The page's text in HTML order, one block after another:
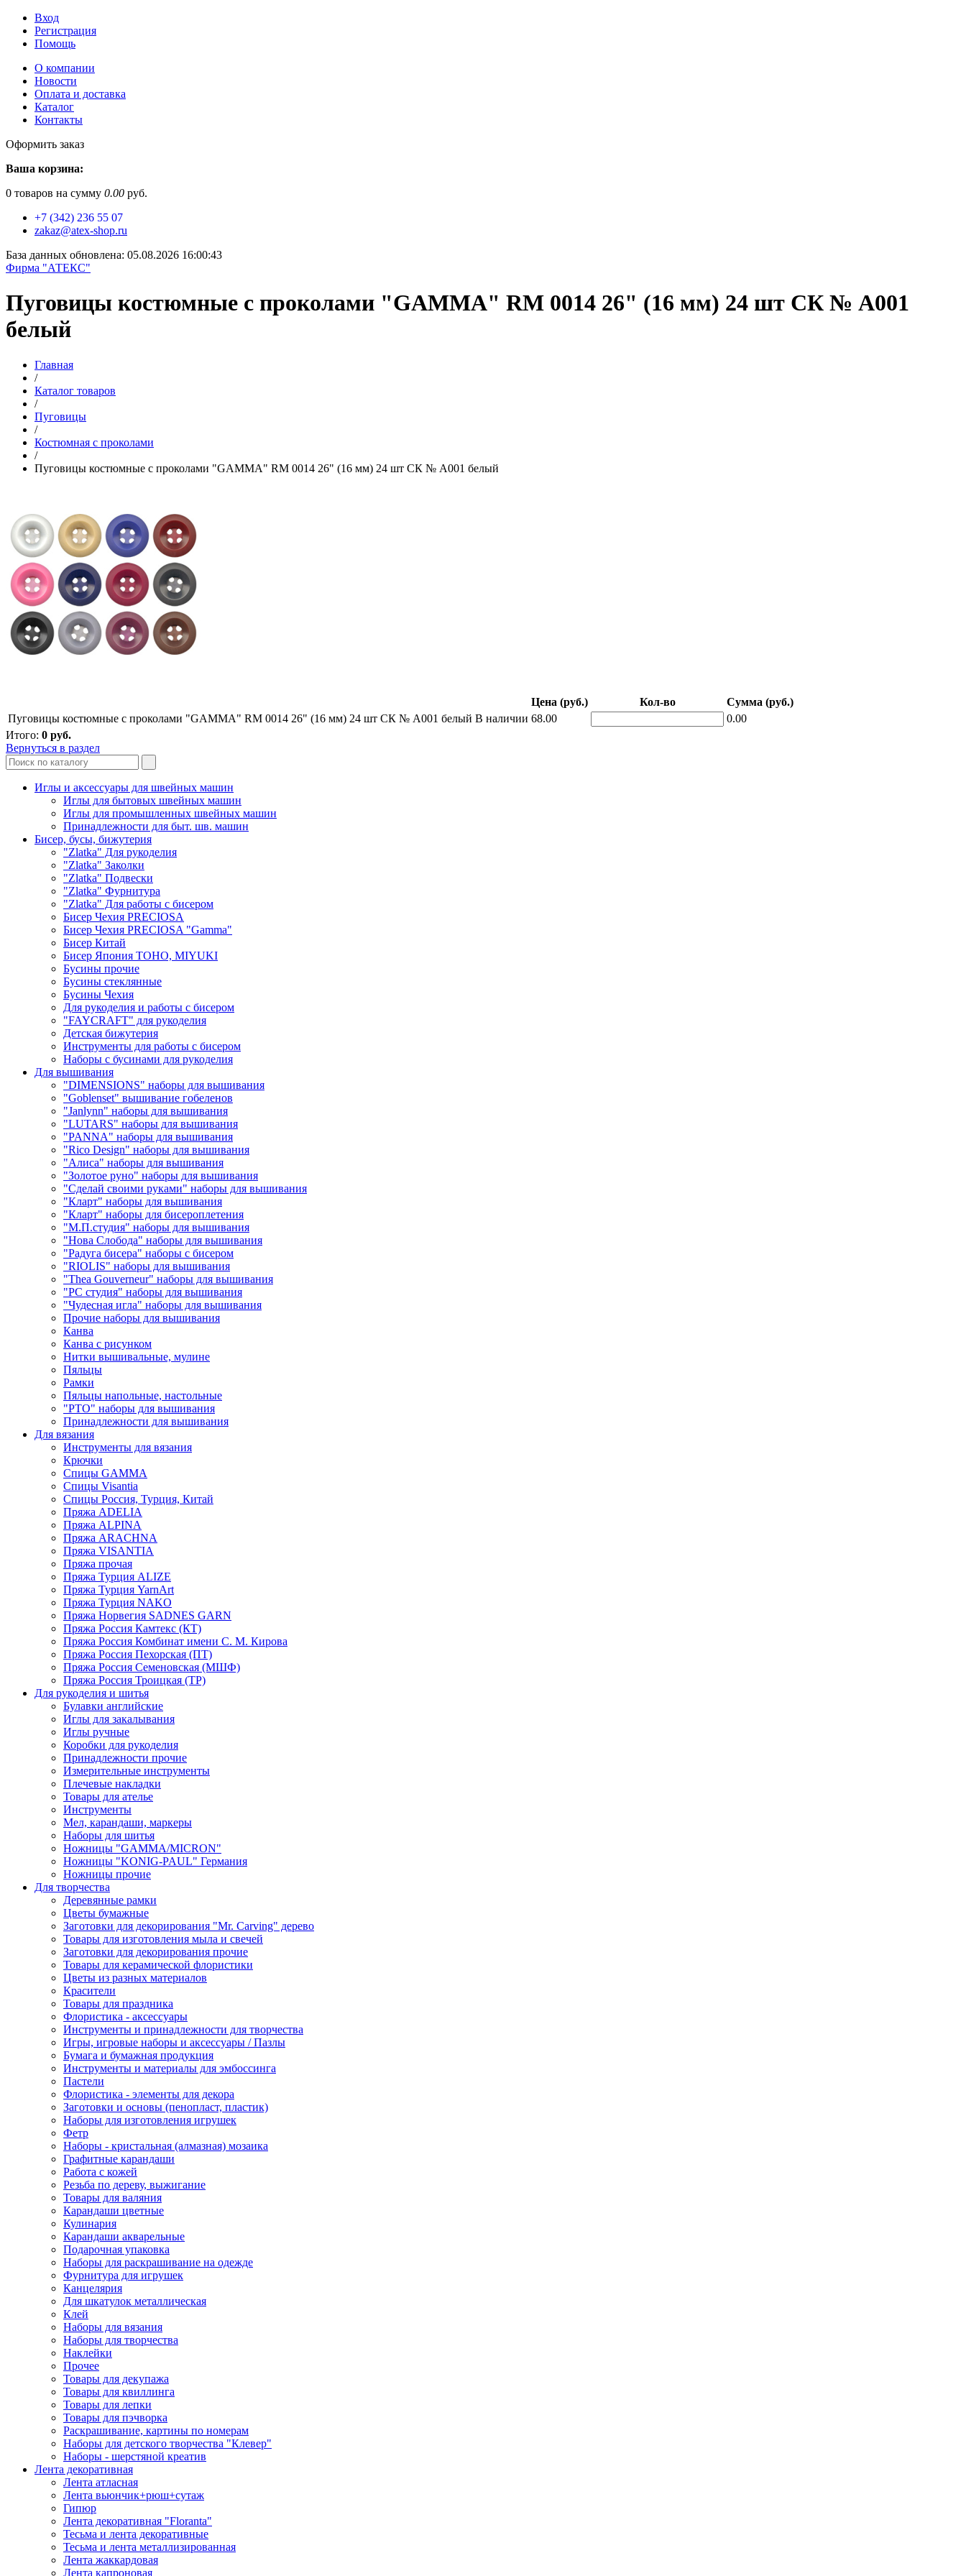
Вход
Регистрация
Помощь
О компании
Новости
Оплата и доставка
Каталог
Контакты
Оформить заказ
Ваша корзина:
0 товаров на сумму 0.00 руб.
+7 (342) 236 55 07
zakaz@atex-shop.ru
База данных обновлена: 05.08.2026 16:00:43
Фирма "АТЕКС"
Пуговицы костюмные с проколами "GAMMA" RM 0014 26" (16 мм) 24 шт СК № А001
белый
Главная
/
Каталог товаров
/
Пуговицы
/
Костюмная с проколами
/
Пуговицы костюмные с проколами "GAMMA" RM 0014 26" (16 мм) 24 шт СК № А001 белый
Цена (руб.) Кол-во
Сумма (руб.)
Пуговицы костюмные с проколами "GAMMA" RM 0014 26" (16 мм) 24 шт СК № А001 белый В наличии 68.00
0.00
Итого: 0 руб.
Вернуться в раздел
Иглы и аксессуары для швейных машин
Иглы для бытовых швейных машин
Иглы для промышленных швейных машин
Принадлежности для быт. шв. машин
Бисер, бусы, бижутерия
"Zlatka" Для рукоделия
"Zlatka" Заколки
"Zlatka" Подвески
"Zlatka" Фурнитура
"Zlatka" Для работы с бисером
Бисер Чехия PRECIOSA
Бисер Чехия PRECIOSA "Gamma"
Бисер Китай
Бисер Япония TOHO, MIYUKI
Бусины прочие
Бусины стеклянные
Бусины Чехия
Для рукоделия и работы с бисером
"FAYCRAFT" для рукоделия
Детская бижутерия
Инструменты для работы с бисером
Наборы с бусинами для рукоделия
Для вышивания
"DIMENSIONS" наборы для вышивания
"Goblenset" вышивание гобеленов
"Janlynn" наборы для вышивания
"LUTARS" наборы для вышивания
"PANNA" наборы для вышивания
"Rico Design" наборы для вышивания
"Алиса" наборы для вышивания
"Золотое руно" наборы для вышивания
"Сделай своими руками" наборы для вышивания
"Кларт" наборы для вышивания
"Кларт" наборы для бисероплетения
"М.П.студия" наборы для вышивания
"Нова Слобода" наборы для вышивания
"Радуга бисера" наборы с бисером
"RIOLIS" наборы для вышивания
"Thea Gouverneur" наборы для вышивания
"РС студия" наборы для вышивания
"Чудесная игла" наборы для вышивания
Прочие наборы для вышивания
Канва
Канва с рисунком
Нитки вышивальные, мулине
Пяльцы
Рамки
Пяльцы напольные, настольные
"РТО" наборы для вышивания
Принадлежности для вышивания
Для вязания
Инструменты для вязания
Крючки
Спицы GAMMA
Спицы Visantia
Спицы Россия, Турция, Китай
Пряжа ADELIA
Пряжа ALPINA
Пряжа ARACHNA
Пряжа VISANTIA
Пряжа прочая
Пряжа Турция ALIZE
Пряжа Турция YarnArt
Пряжа Турция NAKO
Пряжа Норвегия SADNES GARN
Пряжа Россия Камтекс (КТ)
Пряжа Россия Комбинат имени С. М. Кирова
Пряжа Россия Пехорская (ПТ)
Пряжа Россия Семеновская (МШФ)
Пряжа Россия Троицкая (ТР)
Для рукоделия и шитья
Булавки английские
Иглы для закалывания
Иглы ручные
Коробки для рукоделия
Принадлежности прочие
Измерительные инструменты
Плечевые накладки
Товары для ателье
Инструменты
Мел, карандаши, маркеры
Наборы для шитья
Ножницы "GAMMA/MICRON"
Ножницы "KONIG-PAUL" Германия
Ножницы прочие
Для творчества
Деревянные рамки
Цветы бумажные
Заготовки для декорирования "Mr. Carving" дерево
Товары для изготовления мыла и свечей
Заготовки для декорирования прочие
Товары для керамической флористики
Цветы из разных материалов
Красители
Товары для праздника
Флористика - аксессуары
Инструменты и принадлежности для творчества
Игры, игровые наборы и аксессуары / Пазлы
Бумага и бумажная продукция
Инструменты и материалы для эмбоссинга
Пастели
Флористика - элементы для декора
Заготовки и основы (пенопласт, пластик)
Наборы для изготовления игрушек
Фетр
Наборы - кристальная (алмазная) мозаика
Графитные карандаши
Работа с кожей
Резьба по дереву, выжигание
Товары для валяния
Карандаши цветные
Кулинария
Карандаши акварельные
Подарочная упаковка
Наборы для раскрашивание на одежде
Фурнитура для игрушек
Канцелярия
Для шкатулок металлическая
Клей
Наборы для вязания
Наборы для творчества
Наклейки
Прочее
Товары для декупажа
Товары для квиллинга
Товары для лепки
Товары для пэчворка
Раскрашивание, картины по номерам
Наборы для детского творчества "Клевер"
Наборы - шерстяной креатив
Лента декоративная
Лента атласная
Лента вьюнчик+рюш+сутаж
Гипюр
Лента декоративная "Floranta"
Тесьма и лента декоративные
Тесьма и лента металлизированная
Лента жаккардовая
Лента капроновая